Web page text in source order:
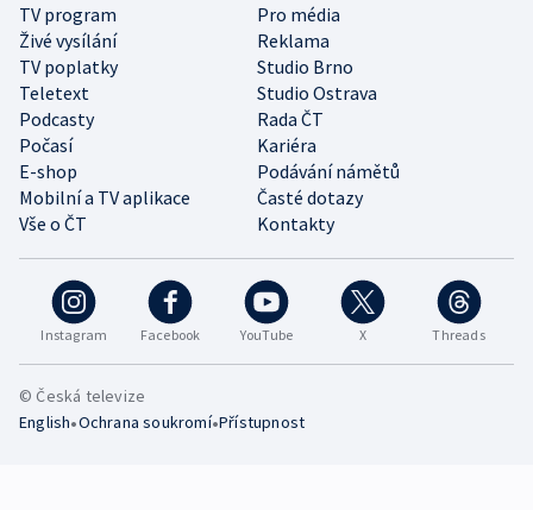
Instagram Facebook YouTube X Threads
TV program
Pro média
Živé vysílání
Reklama
TV poplatky
Studio Brno
Teletext
Studio Ostrava
Podcasty
Rada ČT
Počasí
Kariéra
E-shop
Podávání námětů
Mobilní a TV aplikace
Časté dotazy
Vše o ČT
Kontakty
© Česká televize
English•Ochrana soukromí•Přístupnost